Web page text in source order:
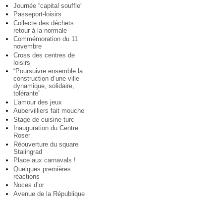
Journée “capital souffle”
Passeport-loisirs
Collecte des déchets :
retour à la normale
Commémoration du 11
novembre
Cross des centres de
loisirs
“Poursuivre ensemble la
construction d’une ville
dynamique, solidaire,
tolérante”
L’amour des jeux
Aubervilliers fait mouche
Stage de cuisine turc
Inauguration du Centre
Roser
Réouverture du square
Stalingrad
Place aux carnavals !
Quelques premières
réactions
Noces d’or
Avenue de la République